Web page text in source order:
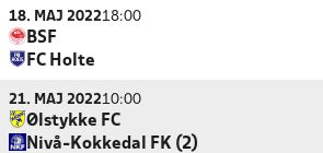
18. MAJ 202218:00
BSF
FC Holte
21. MAJ 202210:00
Ølstykke FC
Nivå-Kokkedal FK (2)